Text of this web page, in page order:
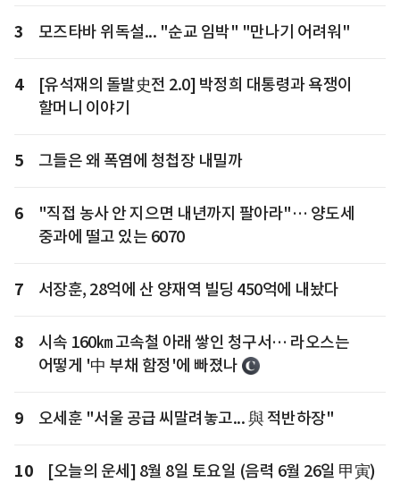
3 모즈타바 위독설... "순교 임박" "만나기 어려워"
4
[유석재의 돌발史전 2.0] 박정희 대통령과 욕쟁이
할머니 이야기
5 그들은 왜 폭염에 청첩장 내밀까
6
"직접 농사 안 지으면 내년까지 팔아라"… 양도세
중과에 떨고 있는 6070
7 서장훈, 28억에 산 양재역 빌딩 450억에 내놨다
8
시속 160㎞ 고속철 아래 쌓인 청구서… 라오스는
어떻게 '中 부채 함정'에 빠졌나
9 오세훈 "서울 공급 씨말려놓고... 與 적반하장"
10 [오늘의 운세] 8월 8일 토요일 (음력 6월 26일 甲寅)